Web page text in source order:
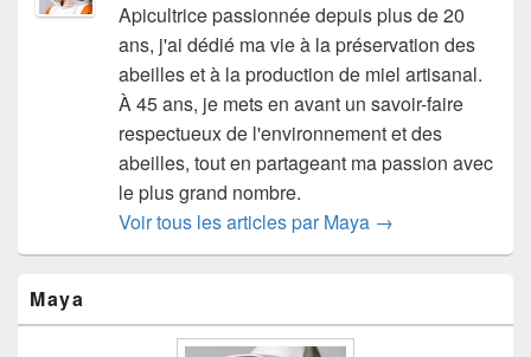
Apicultrice passionnée depuis plus de 20
ans, j'ai dédié ma vie à la préservation des
abeilles et à la production de miel artisanal.
À 45 ans, je mets en avant un savoir-faire
respectueux de l'environnement et des
abeilles, tout en partageant ma passion avec
le plus grand nombre.
Voir tous les articles par Maya →
principale
de
Maya